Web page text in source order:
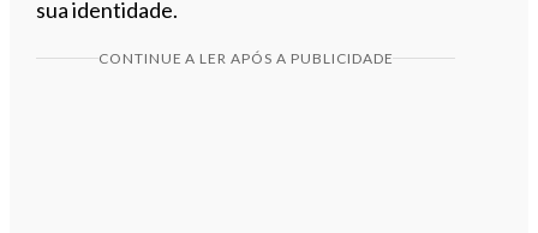
sua identidade.
CONTINUE A LER APÓS A PUBLICIDADE